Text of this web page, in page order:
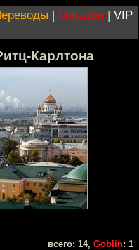
| Магазин | VIP
Карлтона
всего: 14, Goblin: 1